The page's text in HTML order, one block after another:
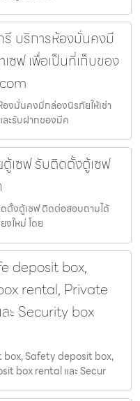
บริการห้องมั่นคงมี
ซฟ เพื่อเป็นที่เก็บของ
มั่นคงมีกล่องนิรภัยให้เช่า
ละรับฝากของมีค
ตู้เซฟ รับติดตั้งตู้เซฟ
ดตั้งตู้เซฟ ติดต่อสอบถามได้
งใหม่ โดย
deposit box,
rental, Private
ะ Security box
Safety deposit box,
box rental และ Secur